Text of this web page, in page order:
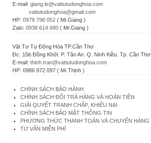
E-mail: giang.le@vattutudonghoa.com
vattutudonghoa@gmail.com
HP: 0979 798 052 ( Mr.Giang )
Zalo: 0938 614 680 ( Mr.Giang )
Vật Tư Tự Động Hóa TP.Cần Thơ
Đc: 15b Đồng Khởi. P. Tân An. Q. Ninh Kiều. Tp. Cần Thơ
E-mail: thinh.tran@vattutudonghoa.com
HP: 0986 972 097 ( Mr.Thịnh )
CHÍNH SÁCH BẢO HÀNH
CHÍNH SÁCH ĐỔI TRẢ HÀNG VÀ HOÀN TIỀN
GIẢI QUYẾT TRANH CHẤP, KHIẾU NẠI
CHÍNH SÁCH BẢO MẬT THÔNG TIN
PHƯƠNG THỨC THANH TOÁN VÀ CHUYỂN HÀNG
TƯ VẤN MIỄN PHÍ